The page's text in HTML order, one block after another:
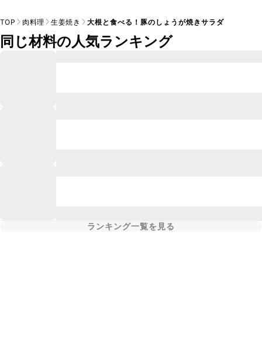
TOP 肉料理 生姜焼き 大根と食べる！豚のしょうが焼きサラダ
同じ材料の人気ランキング
ランキング一覧を見る